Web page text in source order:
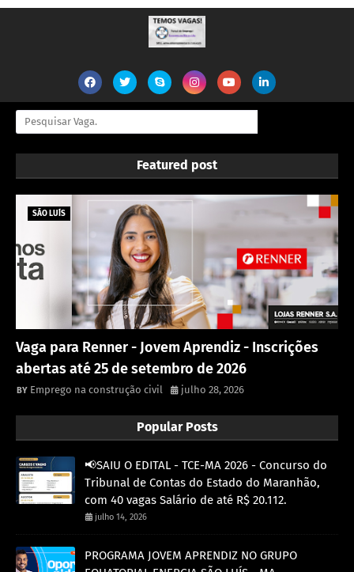
Featured post
SÃO LUÍS
Vaga para Renner - Jovem Aprendiz - Inscrições
abertas até 25 de setembro de 2026
Emprego na construção civil julho 28, 2026
Popular Posts
📢SAIU O EDITAL - TCE-MA 2026 - Concurso do
Tribunal de Contas do Estado do Maranhão,
com 40 vagas Salário de até R$ 20.112.
julho 14, 2026
PROGRAMA JOVEM APRENDIZ NO GRUPO